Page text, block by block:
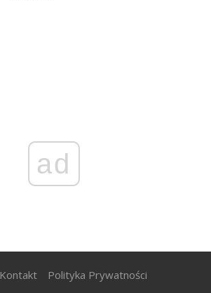
ad
Kontakt Polityka Prywatności